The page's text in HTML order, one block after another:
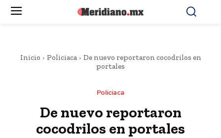
Inicio Policiaca
De nuevo reportaron cocodrilos en
portales
Policiaca
De nuevo reportaron
cocodrilos en portales